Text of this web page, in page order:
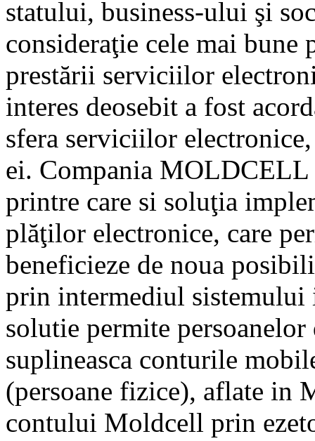
statului, business-ului şi
consideraţie cele mai
prestării serviciilor
interes deosebit a fost
sfera serviciilor
ei. Compania MOLDCELL
printre care si soluţia
plăţilor electronice, care
beneficieze de noua
prin intermediul sistemului
solutie permite
suplineasca conturile
(persoane fizice), aflate in
contului Moldcell prin